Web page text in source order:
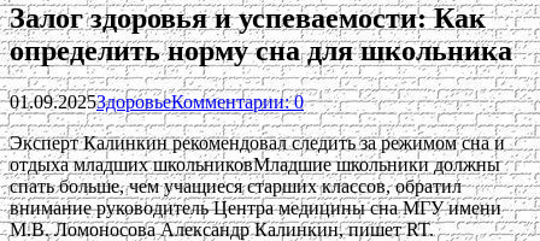
Залог здоровья и успеваемости: Как
определить норму сна для школьника
01.09.2025ЗдоровьеКомментарии: 0
Эксперт Калинкин рекомендовал следить за режимом сна и
отдыха младших школьниковМладшие школьники должны
спать больше, чем учащиеся старших классов, обратил
внимание руководитель Центра медицины сна МГУ имени
М.В. Ломоносова Александр Калинкин, пишет RT.